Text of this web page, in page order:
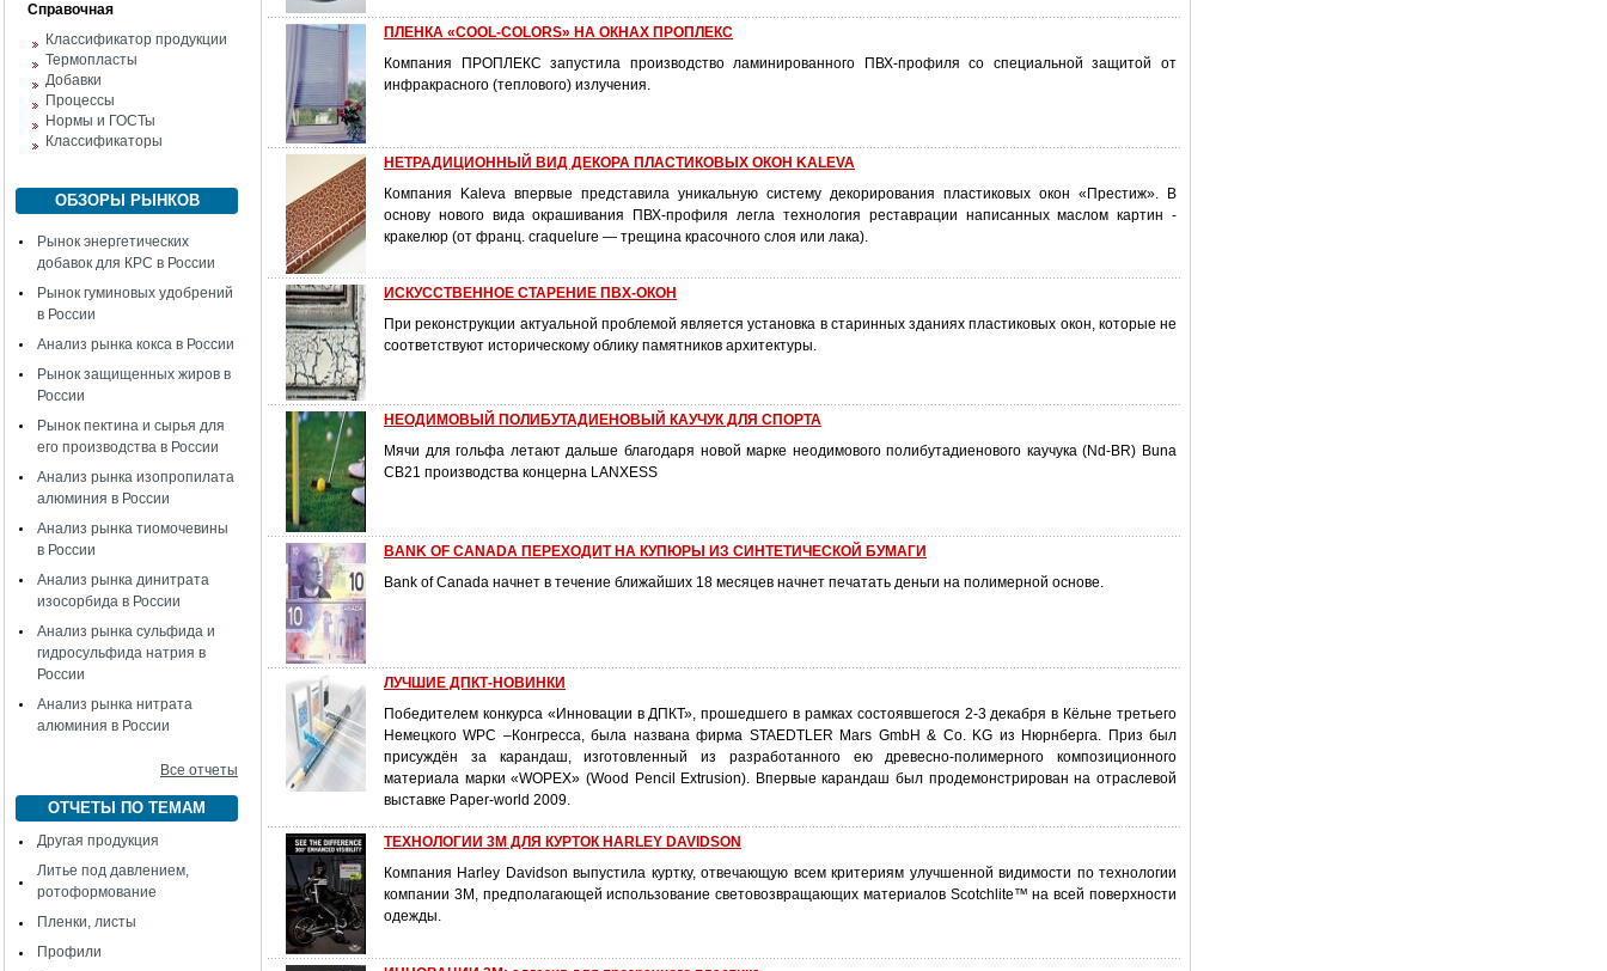
Справочная
Классификатор продукции
Термопласты
Добавки
Процессы
Нормы и ГОСТы
Классификаторы
ОБЗОРЫ РЫНКОВ
Рынок энергетических
добавок для КРС в России
Рынок гуминовых удобрений
в России
Анализ рынка кокса в России
Рынок защищенных жиров в
России
Рынок пектина и сырья для
его производства в России
Анализ рынка изопропилата
алюминия в России
Анализ рынка тиомочевины
в России
Анализ рынка динитрата
изосорбида в России
Анализ рынка сульфида и
гидросульфида натрия в
России
Анализ рынка нитрата
алюминия в России
Все отчеты
ОТЧЕТЫ ПО ТЕМАМ
Другая продукция
Литье под давлением,
ротоформование
Пленки, листы
Профили
ПЛЕНКА «COOL-COLORS» НА ОКНАХ ПРОПЛЕКС
Компания ПРОПЛЕКС запустила производство ламинированного ПВХ-профиля со специальной защитой от
инфракрасного (теплового) излучения.
НЕТРАДИЦИОННЫЙ ВИД ДЕКОРА ПЛАСТИКОВЫХ ОКОН KALEVA
Компания Kaleva впервые представила уникальную систему декорирования пластиковых окон «Престиж». В
основу нового вида окрашивания ПВХ-профиля легла технология реставрации написанных маслом картин -
кракелюр (от франц. craquelure — трещина красочного слоя или лака).
ИСКУССТВЕННОЕ СТАРЕНИЕ ПВХ-ОКОН
При реконструкции актуальной проблемой является установка в старинных зданиях пластиковых окон, которые не
соответствуют историческому облику памятников архитектуры.
НЕОДИМОВЫЙ ПОЛИБУТАДИЕНОВЫЙ КАУЧУК ДЛЯ СПОРТА
Мячи для гольфа летают дальше благодаря новой марке неодимового полибутадиенового каучука (Nd-BR) Buna
CB21 производства концерна LANXESS
BANK OF CANADA ПЕРЕХОДИТ НА КУПЮРЫ ИЗ СИНТЕТИЧЕСКОЙ БУМАГИ
Bank of Canada начнет в течение ближайших 18 месяцев начнет печатать деньги на полимерной основе.
ЛУЧШИЕ ДПКТ-НОВИНКИ
Победителем конкурса «Инновации в ДПКТ», прошедшего в рамках состоявшегося 2-3 декабря в Кёльне третьего
Немецкого WPC –Конгресса, была названа фирма STAEDTLER Mars GmbH & Co. KG из Нюрнберга. Приз был
присуждён за карандаш, изготовленный из разработанного ею древесно-полимерного композиционного
материала марки «WOPEX» (Wood Pencil Extrusion). Впервые карандаш был продемонстрирован на отраслевой
выставке Paper-world 2009.
ТЕХНОЛОГИИ 3М ДЛЯ КУРТОК HARLEY DAVIDSON
Компания Harley Davidson выпустила куртку, отвечающую всем критериям улучшенной видимости по технологии
компании 3M, предполагающей использование световозвращающих материалов Scotchlite™ на всей поверхности
одежды.